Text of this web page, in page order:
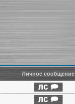
Личное сообщение